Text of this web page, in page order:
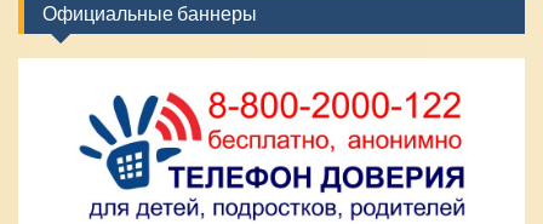
Официальные баннеры